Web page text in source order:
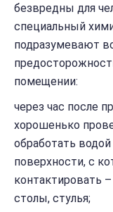
безвредны для
специальный
подразумевают
помещении:
через час после
хорошенько
обработать
поверхности, с
контактировать
столы, стулья;